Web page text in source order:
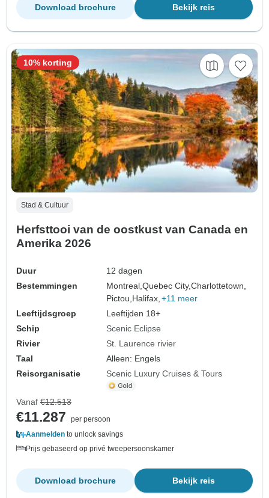
Bekijk reis
Download brochure
Stad & Cultuur
Herfsttooi van de oostkust van Canada en
Amerika 2026
Duur
12 dagen
Bestemmingen
Montreal,Quebec City,Charlottetown,
Pictou, Halifax, +11 meer
Leeftijdsgroep
Leeftijden 18+
Schip
Scenic Eclipse
Rivier
St. Laurence rivier
Taal
Alleen: Engels
Reisorganisatie
Scenic Luxury Cruises & Tours
10% korting
Vanaf €12.513
€11.287
per persoon
Aanmelden to unlock savings
Prijs gebaseerd op privé tweepersoonskamer
Bekijk reis
Download brochure